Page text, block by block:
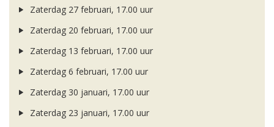
Zaterdag 27 februari, 17.00 uur
Zaterdag 20 februari, 17.00 uur
Zaterdag 13 februari, 17.00 uur
Zaterdag 6 februari, 17.00 uur
Zaterdag 30 januari, 17.00 uur
Zaterdag 23 januari, 17.00 uur